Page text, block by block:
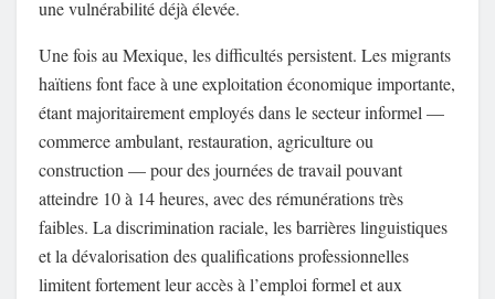
une vulnérabilité déjà élevée.
Une fois au Mexique, les difficultés persistent. Les migrants
haïtiens font face à une exploitation économique importante,
étant majoritairement employés dans le secteur informel —
commerce ambulant, restauration, agriculture ou
construction — pour des journées de travail pouvant
atteindre 10 à 14 heures, avec des rémunérations très
faibles. La discrimination raciale, les barrières linguistiques
et la dévalorisation des qualifications professionnelles
limitent fortement leur accès à l’emploi formel et aux